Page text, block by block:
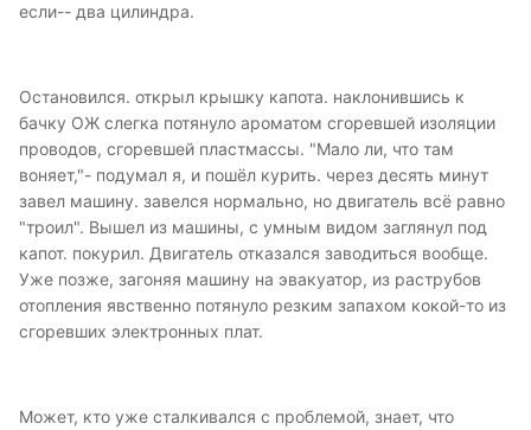
если-- два цилиндра.
Остановился. открыл крышку капота. наклонившись к
бачку ОЖ слегка потянуло ароматом сгоревшей изоляции
проводов, сгоревшей пластмассы. "Мало ли, что там
воняет,"- подумал я, и пошёл курить. через десять минут
завел машину. завелся нормально, но двигатель всё равно
"троил". Вышел из машины, с умным видом заглянул под
капот. покурил. Двигатель отказался заводиться вообще.
Уже позже, загоняя машину на эвакуатор, из раструбов
отопления явственно потянуло резким запахом кокой-то из
сгоревших электронных плат.
Может, кто уже сталкивался с проблемой, знает, что